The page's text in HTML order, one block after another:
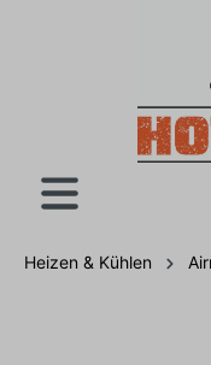
Heizen & Kühlen